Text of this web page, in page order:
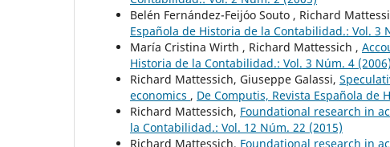
Belén Fernández-Feijóo Souto , Richard
Española de Historia de la Contabilidad.: Vol. 3
María Cristina Wirth , Richard Mattessich ,
Historia de la Contabilidad.: Vol. 3 Núm. 4 (2006)
Richard Mattessich, Giuseppe Galassi,
economics , De Computis, Revista Española de
Richard Mattessich, Foundational research in
la Contabilidad.: Vol. 12 Núm. 22 (2015)
Richard Mattessich, Foundational research in